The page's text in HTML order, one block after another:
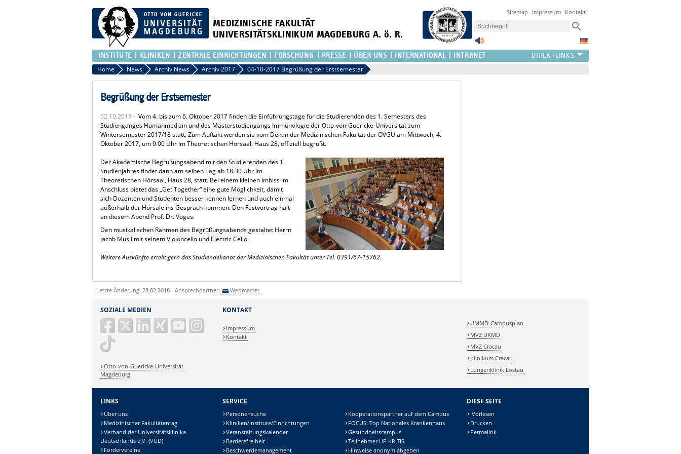
MEDIZINISCHE FAKULTÄT
UNIVERSITÄTSKLINIKUM MAGDEBURG A. ö. R.
Sitemap Impressum Kontakt
INSTITUTE KLINIKEN ZENTRALE EINRICHTUNGEN FORSCHUNG PRESSE ÜBER UNS INTERNATIONAL INTRANET
Home News Archiv News Archiv 2017 04-10-2017 Begrüßung der Erstsemester
Begrüßung der Erstsemester
02.10.2017 -Vom 4. bis zum 6. Oktober 2017 finden die Einführungstage für die Studierenden des 1. Semesters des
Studienganges Humanmedizin und des Masterstudiengangs Immunologie der Otto-von-Guericke-Universität zum
Wintersemester 2017/18 statt. Zum Auftakt werden sie vom Dekan der Medizinischen Fakultät der OVGU am Mittwoch, 4.
Oktober 2017, um 9.00 Uhr im Theoretischen Hörsaal, Haus 28, offiziell begrüßt.
Der Akademische Begrüßungsabend mit den Studierenden des 1.
Studienjahres findet dann am selben Tag ab 18.30 Uhr im
Theoretischen Hörsaal, Haus 28, statt. Bei einem kleinen Imbiss im
Anschluss bietet das „Get Together“ eine gute Möglichkeit, damit
sich Dozenten und Studenten besser kennen lernen und auch einmal
außerhalb der Hörsäle ins Gespräch kommen. Den Festvortrag hält
an diesem Abend Prof. Dr. Voges.
Den musikalischen Rahmen des Begrüßungsabends gestaltet Herrn
Jacob Musil mit seinem Violoncello und Electric Cello.
Weitere Auskünfte erteilt gern das Studiendekanat der Medizinischen Fakultät unter Tel. 0391/67-15762.
Letzte Änderung: 28.02.2018 - Ansprechpartner: Webmaster
SOZIALE MEDIEN
Otto-von-Guericke-Universität
Magdeburg
KONTAKT
Impressum
Kontakt
UMMD-Campusplan
MVZ UKMD
MVZ Cracau
Klinikum Cracau
Lungenklinik Lostau
LINKS
Über uns
Medizinischer Fakultätentag
Verband der Universitätsklinika
Deutschlands e.V. (VUD)
Fördervereine
SERVICE
Personensuche
Kliniken/Institute/Einrichtungen
Veranstaltungskalender
Barrierefreiheit
Beschwerdemanagement
Kooperationspartner auf dem Campus
FOCUS: Top Nationales Krankenhaus
Gesundheitscampus
Teilnehmer UP KRITIS
Hinweise anonym abgeben
DIESE SEITE
Vorlesen
Drucken
Permalink